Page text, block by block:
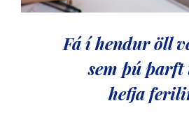
Fá í hendur öll
sem þú þarft
hefja